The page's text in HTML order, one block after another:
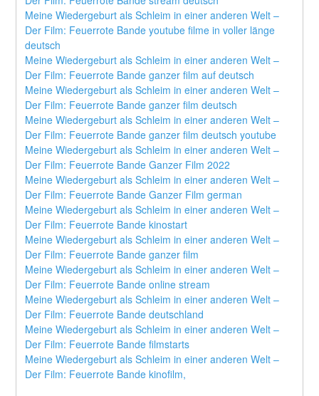
Meine Wiedergeburt als Schleim in einer anderen Welt –
Der Film: Feuerrote Bande youtube filme in voller länge
deutsch
Meine Wiedergeburt als Schleim in einer anderen Welt –
Der Film: Feuerrote Bande ganzer film auf deutsch
Meine Wiedergeburt als Schleim in einer anderen Welt –
Der Film: Feuerrote Bande ganzer film deutsch
Meine Wiedergeburt als Schleim in einer anderen Welt –
Der Film: Feuerrote Bande ganzer film deutsch youtube
Meine Wiedergeburt als Schleim in einer anderen Welt –
Der Film: Feuerrote Bande Ganzer Film 2022
Meine Wiedergeburt als Schleim in einer anderen Welt –
Der Film: Feuerrote Bande Ganzer Film german
Meine Wiedergeburt als Schleim in einer anderen Welt –
Der Film: Feuerrote Bande kinostart
Meine Wiedergeburt als Schleim in einer anderen Welt –
Der Film: Feuerrote Bande ganzer film
Meine Wiedergeburt als Schleim in einer anderen Welt –
Der Film: Feuerrote Bande online stream
Meine Wiedergeburt als Schleim in einer anderen Welt –
Der Film: Feuerrote Bande deutschland
Meine Wiedergeburt als Schleim in einer anderen Welt –
Der Film: Feuerrote Bande filmstarts
Meine Wiedergeburt als Schleim in einer anderen Welt –
Der Film: Feuerrote Bande kinofilm,